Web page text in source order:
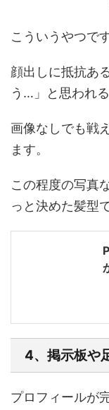
こういうやつで
顔出しに抵抗あ
う…」と思われ
画像なしでも戦
ます。
この程度の写真
っと決めた髪型
4、掲示板や
プロフィールが